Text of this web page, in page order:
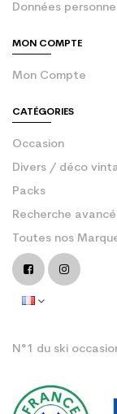
Données
MON COMPTE
Mon Compte
CATÉGORIES
Occasion
Divers / déco
Packs
Recherche
Toutes nos
N°1 du ski